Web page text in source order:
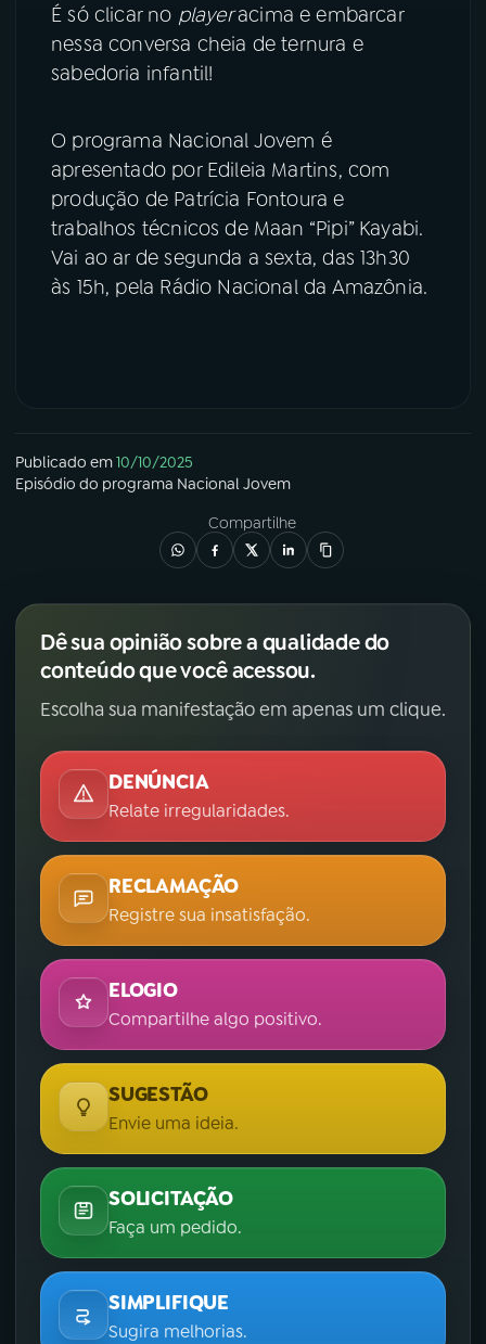
É só clicar no playeracima e embarcar
nessa conversa cheia de ternura e
sabedoria infantil!
O programa Nacional Jovem é
apresentado por Edileia Martins, com
produção de Patrícia Fontoura e
trabalhos técnicos de Maan “Pipi” Kayabi.
Vai ao ar de segunda a sexta, das 13h30
às 15h, pela Rádio Nacional da Amazônia.
Publicado em10/10/2025
Episódio do programa Nacional Jovem
Compartilhe
Dê sua opinião sobre a qualidade do
conteúdo que você acessou.
Escolha sua manifestação em apenas um clique.
DENÚNCIA
Relate irregularidades.
RECLAMAÇÃO
Registre sua insatisfação.
ELOGIO
Compartilhe algo positivo.
SUGESTÃO
Envie uma ideia.
SOLICITAÇÃO
Faça um pedido.
SIMPLIFIQUE
Sugira melhorias.